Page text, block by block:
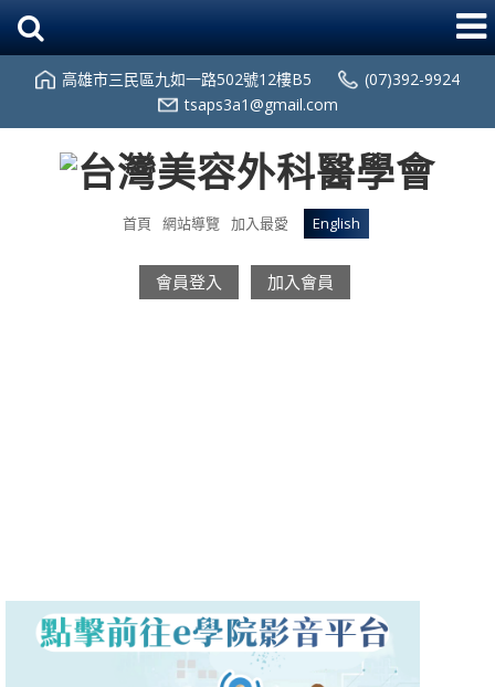
高雄市三民區九如一路502號12樓B5
(07)392-9924
tsaps3a1@gmail.com
首頁 網站導覽 加入最愛 English
會員登入 加入會員